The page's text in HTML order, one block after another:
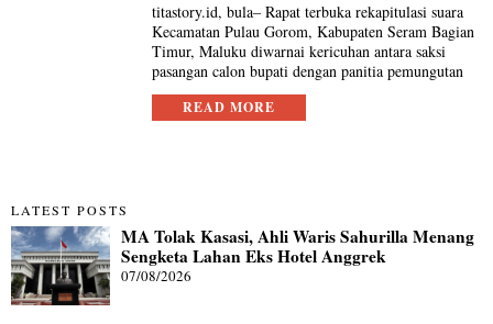
titastory.id, bula– Rapat terbuka rekapitulasi suara
Kecamatan Pulau Gorom, Kabupaten Seram Bagian
Timur, Maluku diwarnai kericuhan antara saksi
pasangan calon bupati dengan panitia pemungutan
READ MORE
LATEST POSTS
MA Tolak Kasasi, Ahli Waris Sahurilla Menang
Sengketa Lahan Eks Hotel Anggrek
07/08/2026